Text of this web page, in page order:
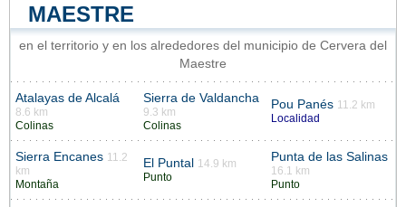
MAESTRE
en el territorio y en los alrededores del municipio de Cervera del
Maestre
Atalayas de Alcalá
8.6 km
Colinas
Sierra de Valdancha
9.3 km
Colinas
Pou Panés 11.2 km
Localidad
Sierra Encanes 11.2
km
Montaña
El Puntal
14.9 km
Punto
Punta de las Salinas
16.1 km
Punto